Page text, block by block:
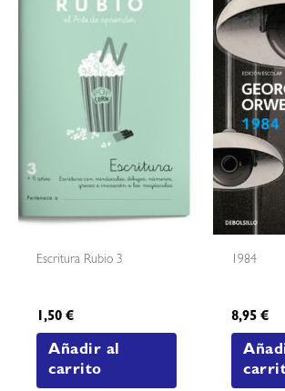
Escritura Rubio 3
1,50€
Añadir al
carrito
1984
8,95€